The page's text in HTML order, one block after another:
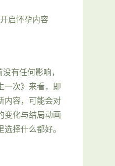
启怀孕内容
有任何影响，
一次》来看，即
内容，可能会对
变化与结局动画
择什么都好。